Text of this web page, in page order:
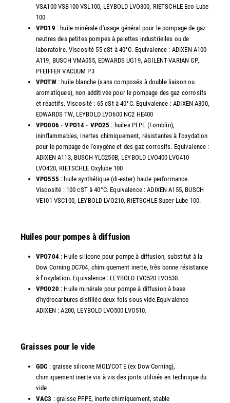
VSA100 VSB100 VSL100, LEYBOLD LVO300, RIETSCHLE Eco-Lube
100
VPO19 : huile minérale d'usage général pour le pompage de gaz
neutres des petites pompes à palettes industrielles ou de
laboratoire. Viscosité 55 cSt à 40°C. Equivalence : ADIXEN A100
A119, BUSCH VMA055, EDWARDS UG19, AGILENT-VARIAN GP,
PFEIFFER VACUUM P3
VPOTW: huile blanche (sans composés à double liaison ou
aromatiques), non additivée pour le pompage des gaz corrosifs
et réactifs. Viscosité : 65 cSt à 40°C. Equivalence : ADIXEN A300,
EDWARDS TW, LEYBOLD LVO600 NC2 HE400
VPO006 - VPO14 - VPO25 : huiles PFPE (Fomblin),
ininflammables, inertes chimiquement, résistantes à l'oxydation
pour le pompage de l'oxygène et des gaz corrosifs. Equivalence :
ADIXEN A113, BUSCH YLC250B, LEYBOLD LVO400 LVO410
LVO420, RIETSCHLE Oxylube 100
VPO555 : huile synthétique (di-ester) haute performance.
Viscosité : 100 cST à 40°C. Equivalence : ADIXEN A155, BUSCH
VE101 VSC100, LEYBOLD LVO210, RIETSCHLE Super-Lube 100.
Huiles pour pompes à diffusion
VPO704: Huile silicone pour pompe à diffusion, substitut à la
Dow Corning DC704, chimiquement inerte, très bonne résistance
à l'oxydation. Equivalence : LEYBOLD LVO520 LVO530.
VPO020 : Huile minérale pour pompe à diffusion à base
d'hydrocarbures distillée deux fois sous vide.Equivalence
ADIXEN : A200, LEYBOLD LVO500 LVO510.
Graisses pour le vide
GDC : graisse silicone MOLYCOTE (ex Dow Corning),
chimiquement inerte vis à vis des jonts utilisés en technique du
vide.
VAC3 : graisse PFPE, inerte chimiquement, stable